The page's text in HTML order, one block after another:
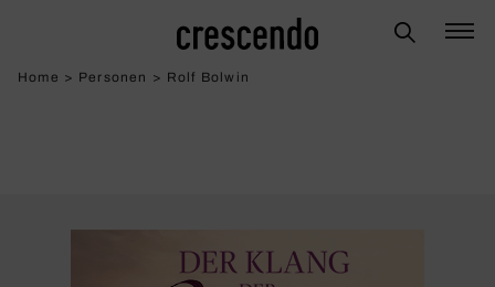
Home > Personen > Rolf Bolwin